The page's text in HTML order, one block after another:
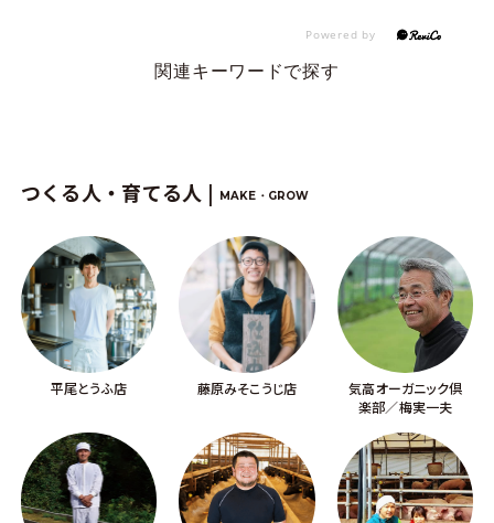
関連キーワードで探す
つくる人・育てる人 | MAKE・GROW
平尾とうふ店 藤原みそこうじ店
気高オーガニック倶
楽部／梅実一夫